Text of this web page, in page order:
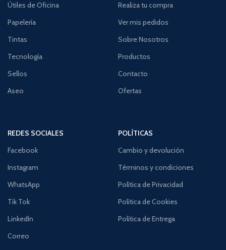
Útiles de Oficina
Papelería
Tintas
Tecnología
Sellos
Aseo
Realiza tu compra
Ver mis pedidos
Sobre Nosotros
Productos
Contacto
Ofertas
REDES SOCIALES
Facebook
Instagram
WhatsApp
Tik Tok
LinkedIn
Correo
POLÍTICAS
Cambio y devolución
Términos y condiciones
Política de Privacidad
Política de Cookies
Política de Entrega